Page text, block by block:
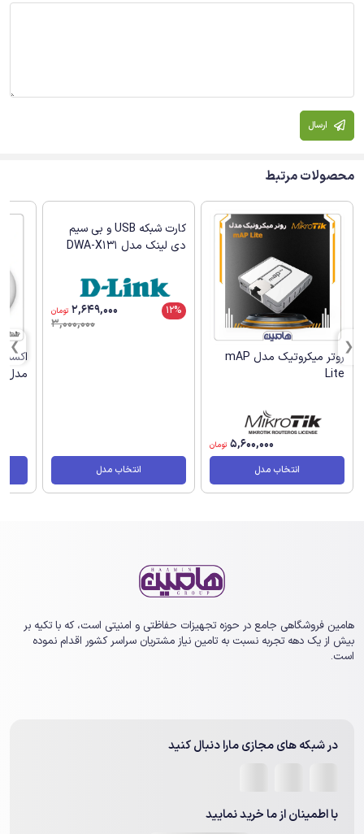
ارسال
محصولات مرتبط
روتر میکروتیک مدل mAP
Lite
5,600,000 تومان
انتخاب مدل
3,000,000
انتخاب مدل
مدل cAP Lite
هامین فروشگاهی جامع در حوزه تجهیزات حفاظتی و امنیتی است، که با تکیه بر
بیش از یک ‏دهه تجربه نسبت به تامین نیاز مشتریان سراسر کشور اقدام نموده
در شبکه های مجازی مارا دنبال کنید
با اطمینان از ما خرید نمایید